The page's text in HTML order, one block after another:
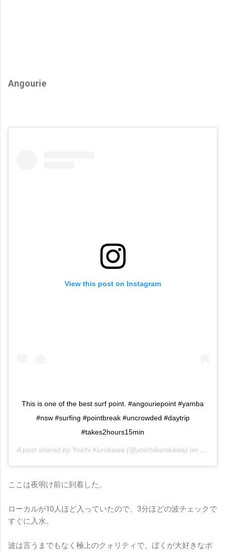
Angourie
View this post on Instagram
This is one of the best surf point. #angouriepoint #yamba
#nsw #surfing #pointbreak #uncrowded #daytrip
#takes2hours15min
A post shared by Yoichi Kurokawa (@yoichikurokawa) on Jan 6,
ここは夜明け前に到着した。
ローカルが10人ほど入っていたので、3分ほどの波チェックで
すぐに入水。
波は言うまでもなく極上のクォリティで、ぼくが大好きなポ